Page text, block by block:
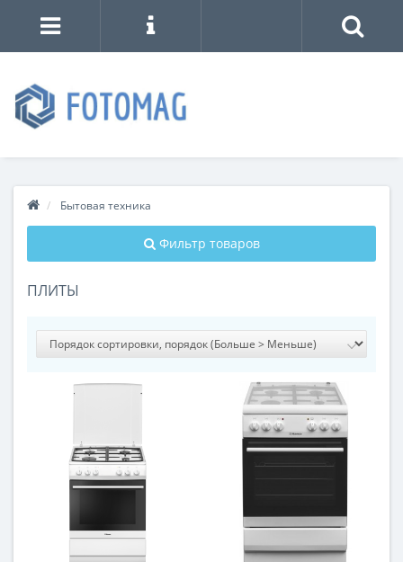
Бытовая техника
Фильтр товаров
ПЛИТЫ